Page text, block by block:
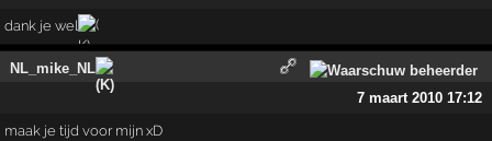
dank je wel
NL_mike_NL
7 maart 2010 17:12
maak je tijd voor mijn xD